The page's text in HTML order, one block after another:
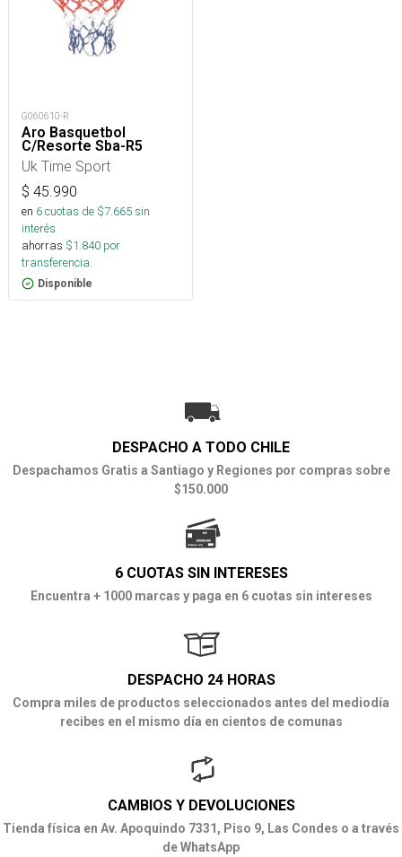
G060610-R
Aro Basquetbol
C/Resorte Sba-R5
Uk Time Sport
$ 45.990
en 6cuotas de $7.665sin
interés
ahorras $1.840 por
transferencia.
Disponible
DESPACHO A TODO CHILE
Despachamos Gratis a Santiago y Regiones por compras sobre
$150.000
6 CUOTAS SIN INTERESES
Encuentra + 1000 marcas y paga en 6 cuotas sin intereses
DESPACHO 24 HORAS
Compra miles de productos seleccionados antes del mediodía
recibes en el mismo día en cientos de comunas
CAMBIOS Y DEVOLUCIONES
Tienda física en Av. Apoquindo 7331, Piso 9, Las Condes o a través
de WhatsApp